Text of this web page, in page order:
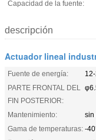
Capacidad de la fuente:
descripción
Actuador lineal
Fuente de energía:
PARTE FRONTAL DEL
FIN POSTERIOR:
Mantenimiento:
sin
Gama de temperaturas: -